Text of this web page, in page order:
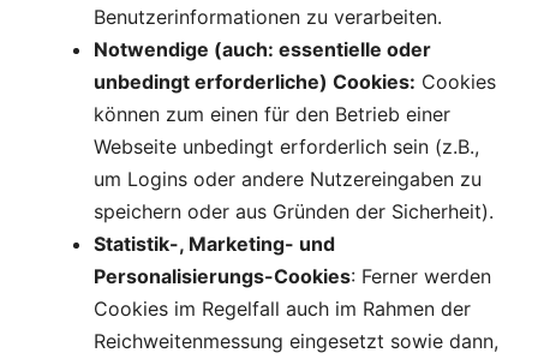
Benutzerinformationen zu verarbeiten.
Notwendige (auch: essentielle oder
unbedingt erforderliche) Cookies: Cookies
können zum einen für den Betrieb einer
Webseite unbedingt erforderlich sein (z.B.,
um Logins oder andere Nutzereingaben zu
speichern oder aus Gründen der Sicherheit).
Statistik-, Marketing- und
Personalisierungs-Cookies: Ferner werden
Cookies im Regelfall auch im Rahmen der
Reichweitenmessung eingesetzt sowie dann,